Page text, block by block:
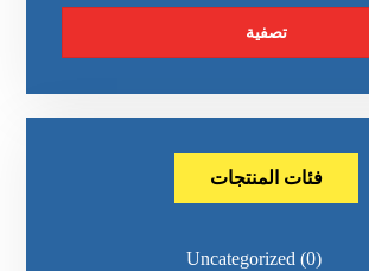
تصفية
فئات المنتجات
Uncategorized (0)